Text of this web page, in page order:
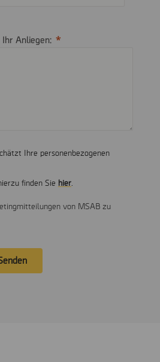
Anliegen:
Ihre personenbezogenen
finden Sie hier.
von MSAB zu